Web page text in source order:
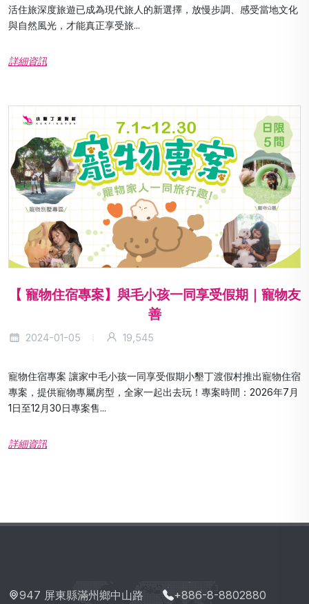
活住旅深度旅遊已成為現代旅人的新選擇，放慢步調、感受當地文化
與自然風光，才能真正享受旅...
詳細資訊
【 寵物住宿專案】與毛小孩一同享受假期｜寵物友
善
2024-01-05 19,545
寵物住宿專案 讓家中毛小孩一同享受假期小墾丁渡假村推出寵物住宿
專案，提供寵物專屬房型，全家一起出去玩！專案時間：2026年7月
1日至12月30日專案售...
詳細資訊
947 屏東縣滿州鄉中山路
+886-8-8802880